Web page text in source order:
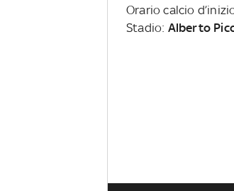
Orario calcio
Stadio: Alberto